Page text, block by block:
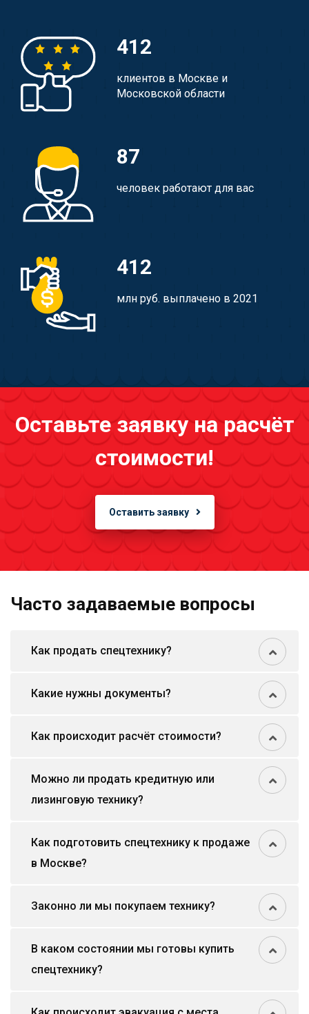
412
клиентов в Москве и
Московской области
87
человек работают для вас
412
млн руб. выплачено в 2021
Оставьте заявку на расчёт
стоимости!
Оставить заявку
Часто задаваемые вопросы
Как продать спецтехнику?
Какие нужны документы?
Как происходит расчёт стоимости?
Можно ли продать кредитную или
лизинговую технику?
Как подготовить спецтехнику к продаже
в Москве?
Законно ли мы покупаем технику?
В каком состоянии мы готовы купить
спецтехнику?